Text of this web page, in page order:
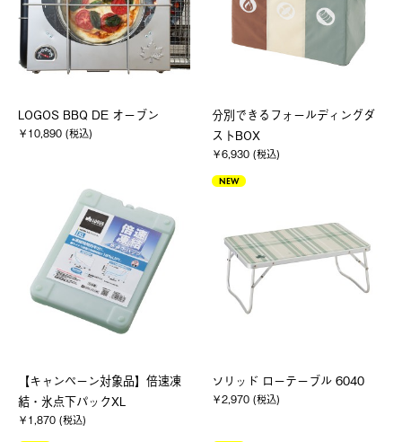
LOGOS BBQ DE オーブン
￥10,890 (税込)
分別できるフォールディングダ
ストBOX
￥6,930 (税込)
【キャンペーン対象品】倍速凍
結・氷点下パックXL
￥1,870 (税込)
NEW
ソリッド ローテーブル 6040
￥2,970 (税込)